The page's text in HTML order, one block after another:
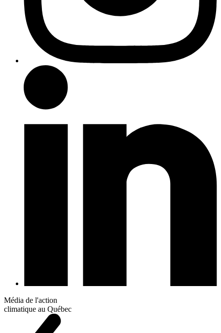
Média de l'action
climatique au Québec